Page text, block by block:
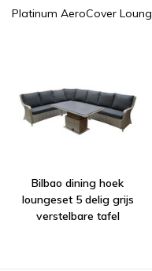
Platinum AeroCover
Bilbao dining hoek
loungeset 5 delig grijs
verstelbare tafel